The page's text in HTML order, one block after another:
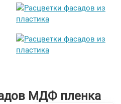
МДФ пленка